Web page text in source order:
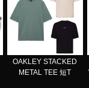
OAKLEY STACKED
METAL TEE 短T